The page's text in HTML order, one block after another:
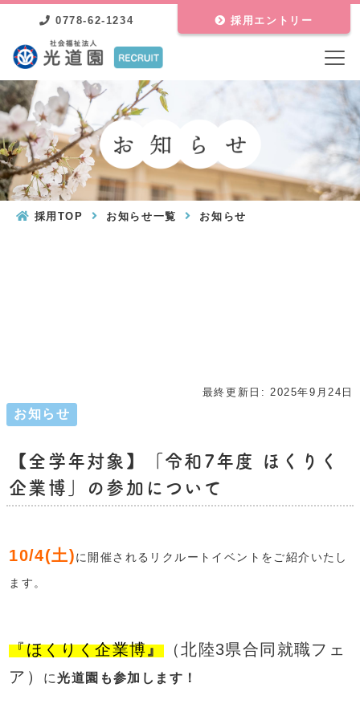
0778-62-1234 採用エントリー
採用TOP お知らせ一覧 お知らせ
最終更新日: 2025年9月24日
お知らせ
【全学年対象】「令和7年度 ほくりく
企業博」の参加について
10/4(土)に開催されるリクルートイベントをご紹介いたし
ます。
『ほくりく企業博』（北陸3県合同就職フェ
ア ） に光道園も参加します！